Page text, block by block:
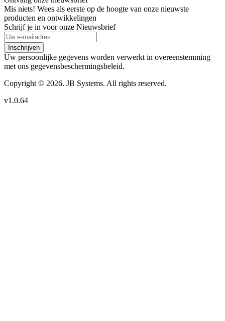
Mis niets! Wees als eerste op de hoogte van onze nieuwste
producten en ontwikkelingen
Schrijf je in voor onze Nieuwsbrief
Inschrijven
Uw persoonlijke gegevens worden verwerkt in overeenstemming
met ons gegevensbeschermingsbeleid.
Copyright © 2026. JB Systems. All rights reserved.
v1.0.64